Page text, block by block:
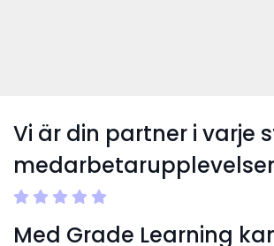
Vi är din partner i varje
Med Grade Learning